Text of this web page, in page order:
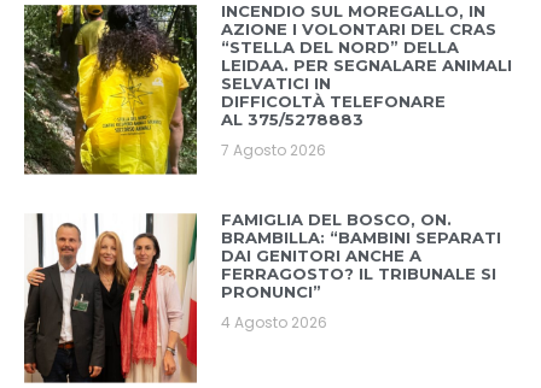
INCENDIO SUL MOREGALLO, IN
AZIONE I VOLONTARI DEL CRAS
“STELLA DEL NORD” DELLA
LEIDAA. PER SEGNALARE ANIMALI
SELVATICI IN
DIFFICOLTÀ TELEFONARE
AL 375/5278883
7 Agosto 2026
FAMIGLIA DEL BOSCO, ON.
BRAMBILLA: “BAMBINI SEPARATI
DAI GENITORI ANCHE A
FERRAGOSTO? IL TRIBUNALE SI
PRONUNCI”
4 Agosto 2026